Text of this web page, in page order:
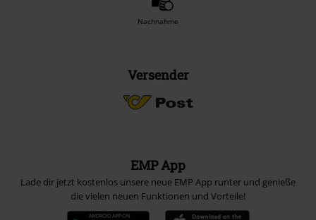
Nachnahme
Versender
EMP App
Lade dir jetzt kostenlos unsere neue EMP App runter und genieße
die vielen neuen Funktionen und Vorteile!